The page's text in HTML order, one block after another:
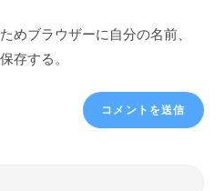
めブラウザーに自分の名前、
存する。